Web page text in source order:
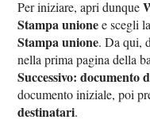
Per iniziare, apri dunque
Stampa unionee scegli
Stampa unione. Da qui,
nella prima pagina della
Successivo: documento
documento iniziale, poi
destinatari.